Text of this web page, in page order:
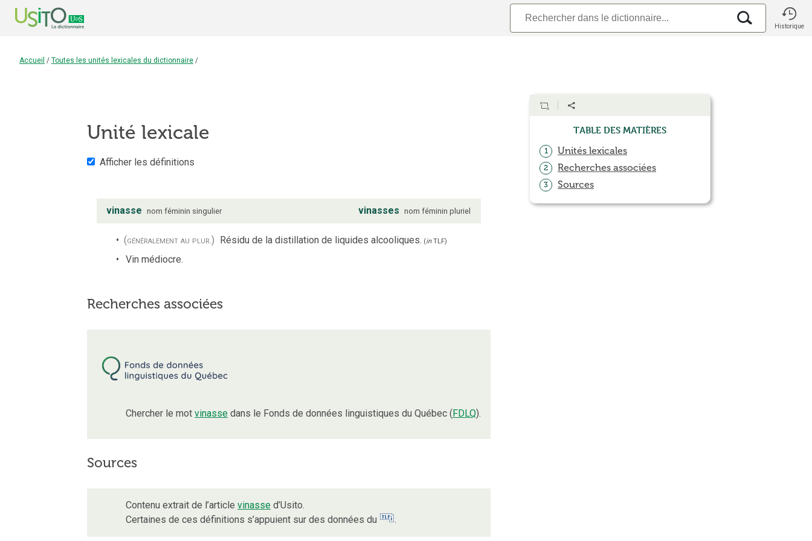
Historique
Accueil / Toutes les unités lexicales du dictionnaire /
Unité lexicale
Afficher les définitions
vinasse nom féminin singulier vinasses nom féminin pluriel
(généralement au plur.) Résidu de la distillation de liquides alcooliques. (inTLF)
Vin médiocre.
Recherches associées
Chercher le mot vinasse dans le Fonds de données linguistiques du Québec (FDLQ).
Sources
Contenu extrait de l’article vinasse d’Usito.
Certaines de ces définitions s’appuient sur des données du
.
Table des matières
1 Unités lexicales
2 Recherches associées
3 Sources